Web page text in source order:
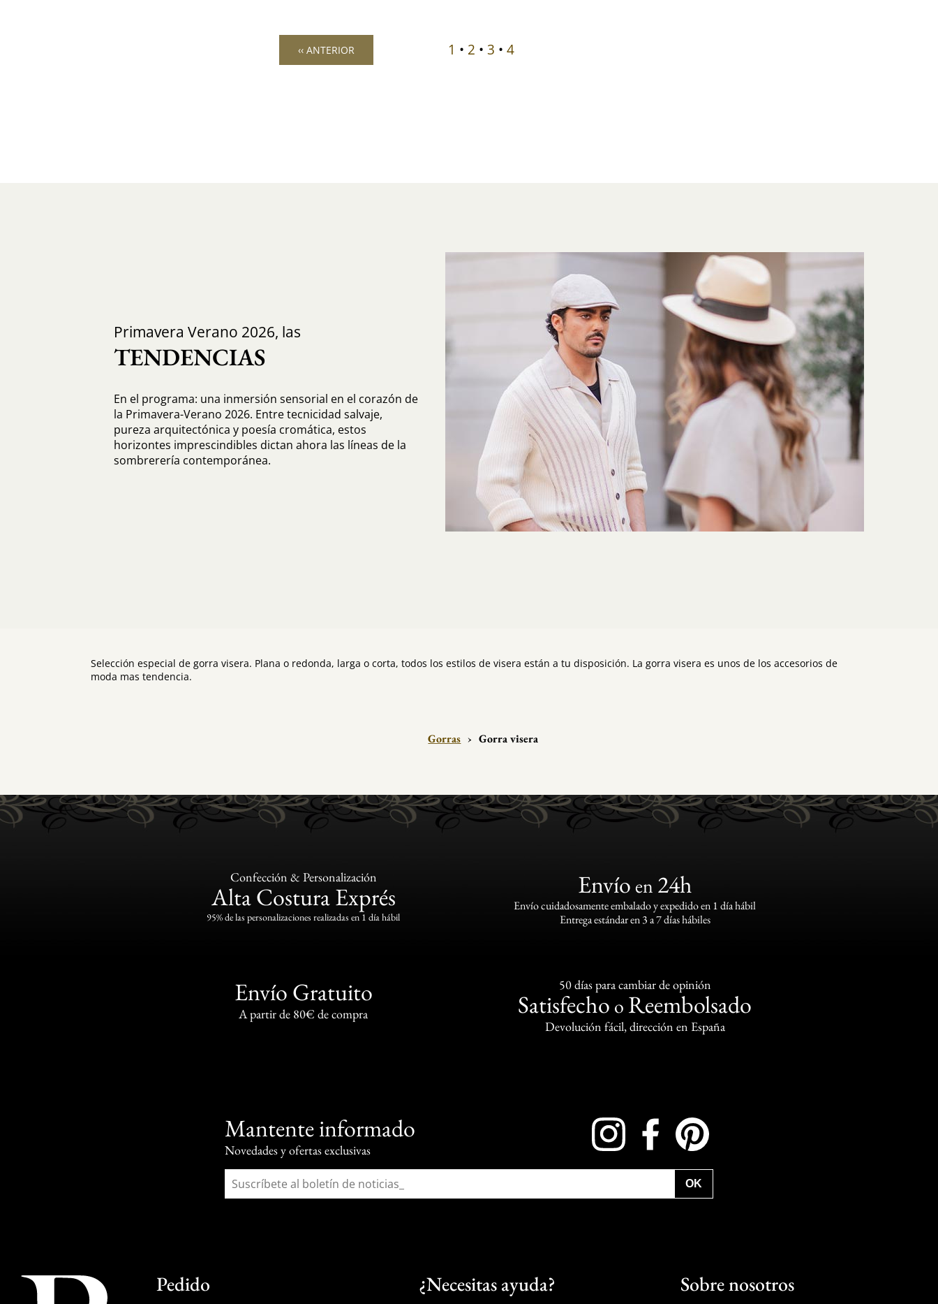
‹‹ ANTERIOR 1 • 2 • 3 • 4
Primavera Verano 2026, las
TENDENCIAS
En el programa: una inmersión sensorial en el corazón de
la Primavera-Verano 2026. Entre tecnicidad salvaje,
pureza arquitectónica y poesía cromática, estos
horizontes imprescindibles dictan ahora las líneas de la
sombrerería contemporánea.
Selección especial de gorra visera. Plana o redonda, larga o corta, todos los estilos de visera están a tu disposición. La gorra visera es unos de los accesorios de
moda mas tendencia.
Gorras › Gorra visera
Confección & Personalización
Alta Costura Exprés
95% de las personalizaciones realizadas en 1 día hábil
Envíoen 24h
Envío cuidadosamente embalado y expedido en 1 día hábil
Entrega estándar en 3 a 7 días hábiles
Envío Gratuito
A partir de 80€ de compra
50 días para cambiar de opinión
Satisfecho o Reembolsado
Devolución fácil, dirección en España
Mantente informado
Novedades y ofertas exclusivas
InstagramFacebook
OK
Pedido ¿Necesitas ayuda? Sobre nosotros